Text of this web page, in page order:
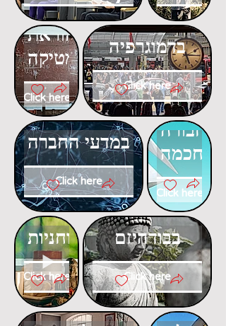
דוקטורט
בהוראת
המתמטיקה
Click here
דוקטורט
בדמוגרפיה
Click here
דוקטורט
במדעי החברה
Click here
דוקטורט
בתחבורה
חכמה
Click here
דוקטורט
ברוחניות
Click here
דוקטורט
בבודהיזם
Click here
דוקטורט
בפסיכולוגיה
דוקטורט